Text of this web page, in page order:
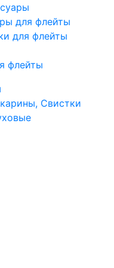
для флейты
для флейты
флейты
Свистки